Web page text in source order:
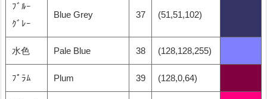
ﾌﾞﾙｰ
ｸﾞﾚｰ
Blue Grey 37 (51,51,102)
水色 Pale Blue 38 (128,128,255)
ﾌﾟﾗﾑ Plum 39 (128,0,64)